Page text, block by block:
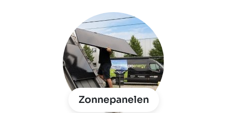
Zonnepanelen